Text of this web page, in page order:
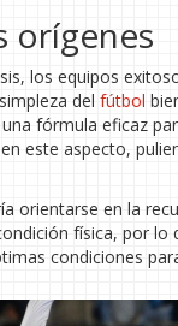
orígenes
los equipos
del fútbol
fórmula eficaz
este aspecto,
orientarse en la
física, por
condiciones